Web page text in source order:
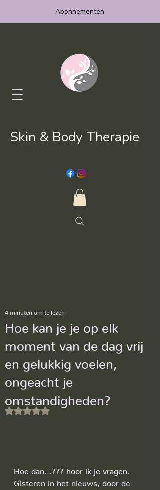
Skin & Body Therapie
Abonnementen
Hoe kan je je op elk
moment van de dag vrij
en gelukkig voelen,
ongeacht je
omstandigheden?
4 minuten om te lezen
Beoordeeld met NaN uit 5 sterren.
Hoe dan...??? hoor ik je vragen.
Gisteren in het nieuws, door de